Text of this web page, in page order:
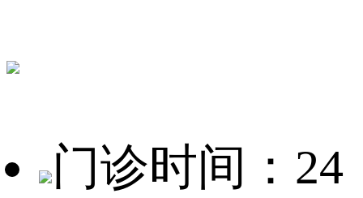
门诊时间：24